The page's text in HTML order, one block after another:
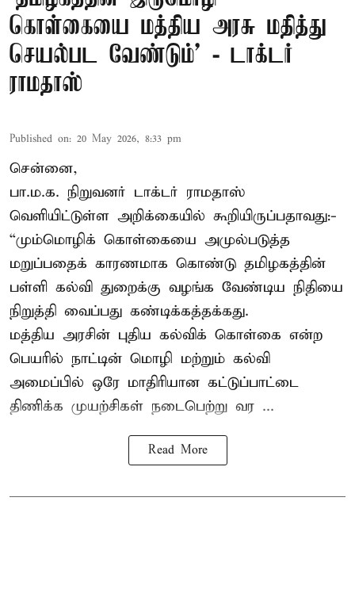
கொள்கையை மத்திய அரசு மதித்து
செயல்பட வேண்டும்’ - டாக்டர்
ராமதாஸ்
Published on: 20 May 2026, 8:33 pm
சென்னை,
பா.ம.க. நிறுவனர் டாக்டர் ராமதாஸ்
வெளியிட்டுள்ள அறிக்கையில் கூறியிருப்பதாவது:-
“மும்மொழிக் கொள்கையை அமுல்படுத்த
மறுப்பதைக் காரணமாக கொண்டு தமிழகத்தின்
பள்ளி கல்வி துறைக்கு வழங்க வேண்டிய நிதியை
நிறுத்தி வைப்பது கண்டிக்கத்தக்கது.
மத்திய அரசின் புதிய கல்விக் கொள்கை என்ற
பெயரில் நாட்டின் மொழி மற்றும் கல்வி
அமைப்பில் ஒரே மாதிரியான கட்டுப்பாட்டை
திணிக்க முயற்சிகள் நடைபெற்று வர ...
Read More